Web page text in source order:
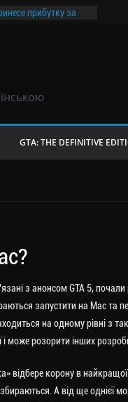
прибутку за
6
GTA 6
тиражем
GTA: THE DEFINITIVE
з анонсом GTA 5,
запустити на Мас та
на одному рівні з
може розорити інших
відбере корону в
А від ще однієї